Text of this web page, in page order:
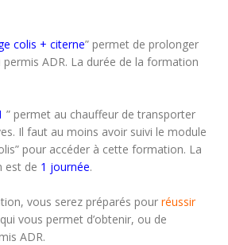
colis + citerne” permet de prolonger
permis ADR. La durée de la formation
” permet au chauffeur de transporter
Il faut au moins avoir suivi le module
pour accéder à cette formation. La
est de 1 journée.
vous serez préparés pourréussir
vous permet d’obtenir, ou de
ADR.